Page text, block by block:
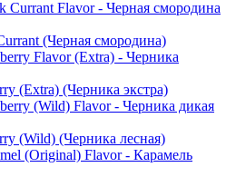
(Черная смородина)
(Extra) (Черника экстра)
(Wild) (Черника лесная)